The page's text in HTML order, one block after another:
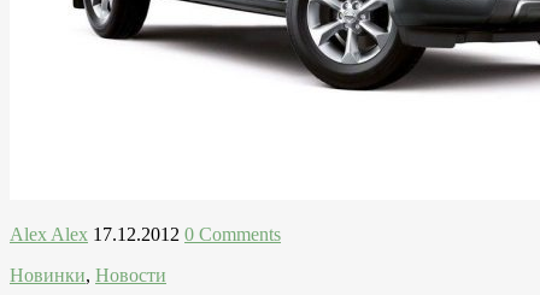
Alex Alex 17.12.2012 0 Comments
Новинки, Новости